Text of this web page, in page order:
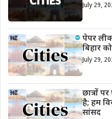
July 29,
पेपर
बिहार
July 29,
छात्रों
है; हम
सांसद